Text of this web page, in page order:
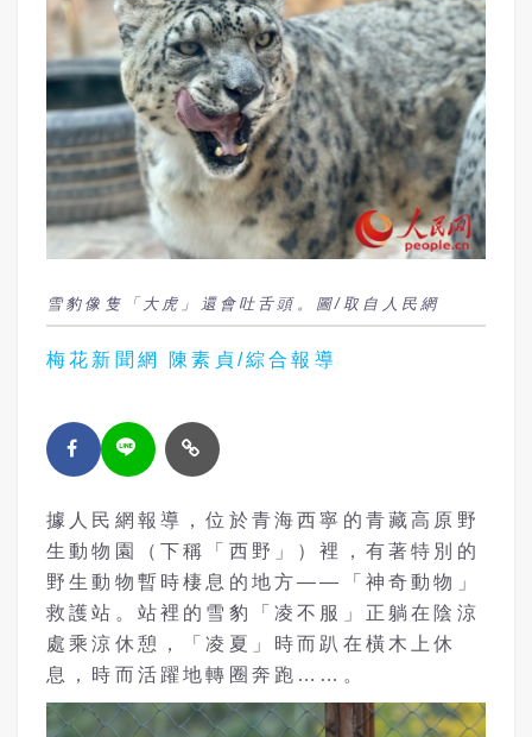
雪豹像隻「大虎」還會吐舌頭。圖/取自人民網
梅花新聞網 陳素貞/綜合報導
據人民網報導，位於青海西寧的青藏高原野
生動物園（下稱「西野」）裡，有著特別的
野生動物暫時棲息的地方——「神奇動物」
救護站。站裡的雪豹「凌不服」正躺在陰涼
處乘涼休憩，「凌夏」時而趴在橫木上休
息，時而活躍地轉圈奔跑……。